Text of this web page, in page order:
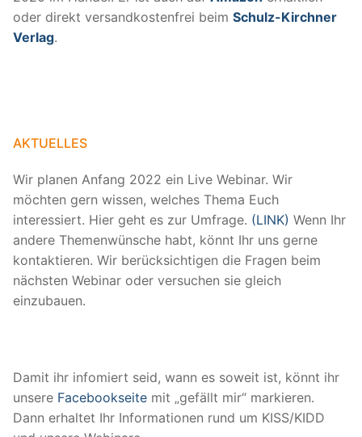
oder direkt versandkostenfrei beim Schulz-Kirchner
Verlag.
AKTUELLES
Wir planen Anfang 2022 ein Live Webinar. Wir
möchten gern wissen, welches Thema Euch
interessiert. Hier geht es zur Umfrage. (LINK) Wenn Ihr
andere Themenwünsche habt, könnt Ihr uns gerne
kontaktieren. Wir berücksichtigen die Fragen beim
nächsten Webinar oder versuchen sie gleich
einzubauen.
Damit ihr infomiert seid, wann es soweit ist, könnt ihr
unsere Facebookseite mit „gefällt mir“ markieren.
Dann erhaltet Ihr Informationen rund um KISS/KIDD